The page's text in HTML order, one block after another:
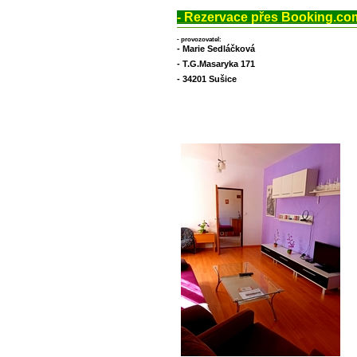
- Rezervace přes
- provozovatel:
- Marie Sedláčková
- T.G.Masaryka 171
- 34201 Sušice